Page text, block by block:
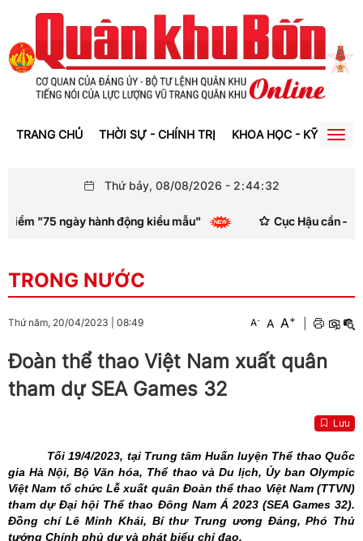
TRANG CHỦ THỜI SỰ - CHÍNH TRỊ KHOA HỌC - KỸ THUẬT
Thứ bảy, 08/08/2026 - 2:44:32
"75 ngày hành động kiểu mẫu" Cục Hậu cần – Kỹ
TRONG NƯỚC
Thứ năm, 20/04/2023 08:49 A- A A+
Đoàn thể thao Việt Nam xuất quân
tham dự SEA Games 32
Lưu
Tối 19/4/2023, tại Trung tâm Huấn luyện Thể thao Quốc
gia Hà Nội, Bộ Văn hóa, Thể thao và Du lịch, Ủy ban Olympic
Việt Nam tổ chức Lễ xuất quân Đoàn thể thao Việt Nam (TTVN)
tham dự Đại hội Thể thao Đông Nam Á 2023 (SEA Games 32).
Đồng chí Lê Minh Khái, Bí thư Trung ương Đảng, Phó Thủ
tướng Chính phủ dự và phát biểu chỉ đạo.